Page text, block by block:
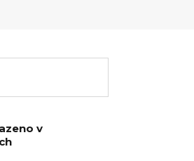
v